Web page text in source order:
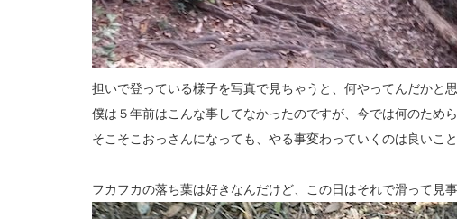
担いで登っている様子を写真で見ちゃうと、何やってんだかと思
僕は５年前はこんな事してなかったのですが、今では何のため
そこそこおっさんになっても、やる事変わっていくのは良いこと
フカフカの落ち葉は好きなんだけど、この日はそれで滑って見事